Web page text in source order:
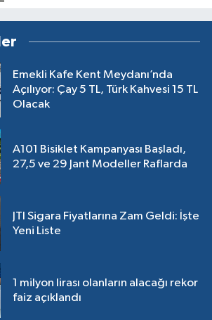
Emekli Kafe Kent Meydanı’nda
Açılıyor: Çay 5 TL, Türk Kahvesi 15 TL
Olacak
A101 Bisiklet Kampanyası Başladı,
27,5 ve 29 Jant Modeller Raflarda
JTI Sigara Fiyatlarına Zam Geldi: İşte
Yeni Liste
1 milyon lirası olanların alacağı rekor
faiz açıklandı